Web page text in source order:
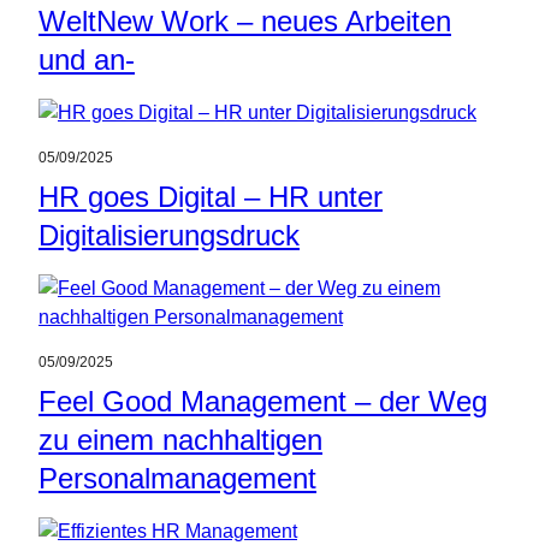
WeltNew Work – neues Arbeiten
und an-
05/09/2025
HR goes Digital – HR unter
Digitalisierungsdruck
05/09/2025
Feel Good Management – der Weg
zu einem nachhaltigen
Personalmanagement